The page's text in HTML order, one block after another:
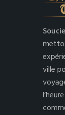
ville